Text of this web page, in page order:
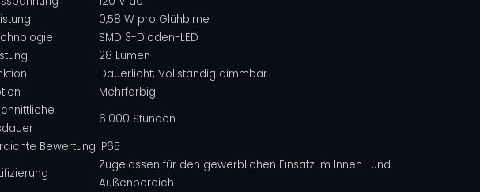
0,58 W pro Glühbirne
SMD 3-Dioden-LED
28 Lumen
Dauerlicht; Vollständig dimmbar
Mehrfarbig
6.000 Stunden
Bewertung IP65
Zugelassen für den gewerblichen Einsatz im Innen- und
Außenbereich